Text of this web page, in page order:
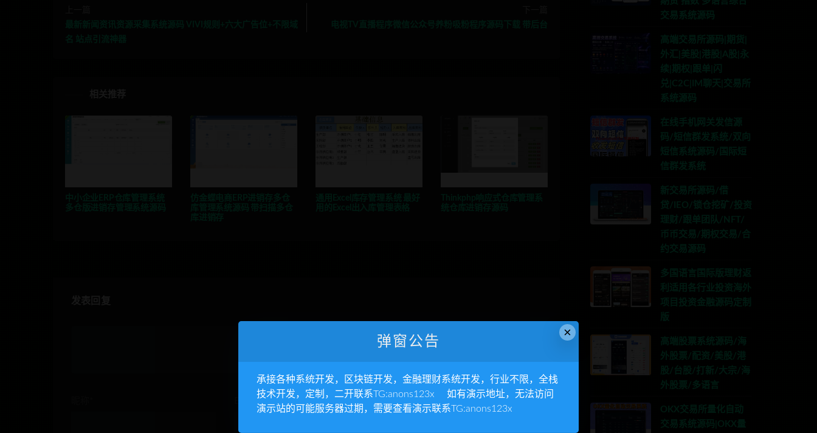
E-mail*
交易系统源码
高端交易所源码|期货|
外汇|美股|港股|A股|永
续|期权|跟单|闪
兑|C2C|IM聊天|交易所
系统源码
在线手机网关发信源
码/短信群发系统/双向
短信系统源码/国际短
信群发系统
新交易所源码/借
贷/IEO/锁仓挖矿/投资
理财/跟单团队/NFT/
币币交易/期权交易/合
约交易源码
多国语言国际版理财返
利适用各行业投资海外
项目投资金融源码定制
版
高端股票系统源码/海
外股票/配资/美股/港
股/台股/打新/大宗/海
外股票/多语言
OKX交易所量化自动
交易系统源码|OKX量
×
弹窗公告
承接各种系统开发，区块链开发，金融理财系统开发，行业不限，全栈
技术开发，定制，二开联系TG:anons123x 如有演示地址，无法访问
演示站的可能服务器过期，需要查看演示联系TG:anons123x